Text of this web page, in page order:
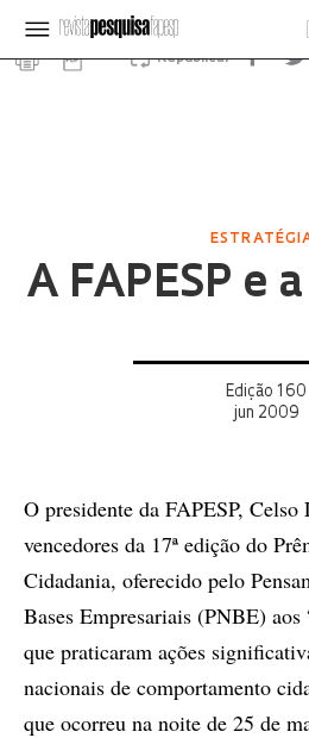
Republicar
A FAPESP e
Edição 160
jun 2009
O presidente da FAPESP,
vencedores da 17ª edição do
Cidadania, oferecido pelo
Bases Empresariais (PNBE) aos
que praticaram ações
nacionais de comportamento
que ocorreu na noite de 25 de